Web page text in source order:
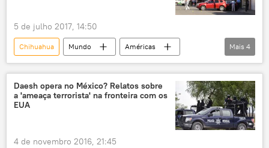
5 de julho 2017, 14:50
Chihuahua Mundo
Américas
Notícias
México
Las Varas
El Pacìfico MX
Mais 4
Daesh opera no México? Relatos sobre
a 'ameaça terrorista' na fronteira com os
EUA
4 de novembro 2016, 21:45